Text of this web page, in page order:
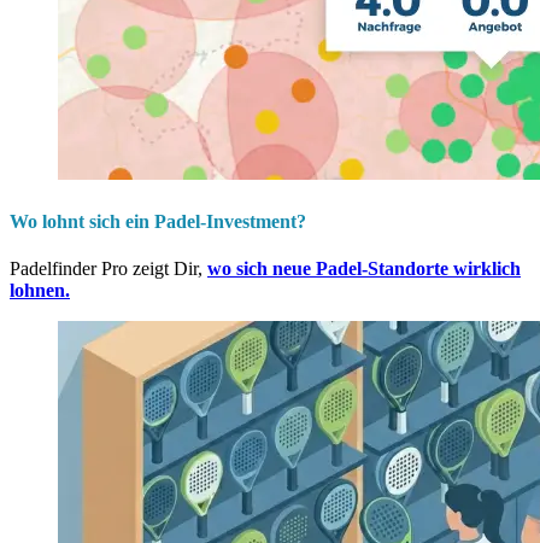
Wo lohnt sich ein Padel-Investment?
Padelfinder Pro zeigt Dir, wo sich neue Padel-Standorte wirklich
lohnen.